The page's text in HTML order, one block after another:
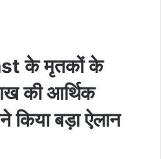
के मृतकों के
की आर्थिक
किया बड़ा ऐलान